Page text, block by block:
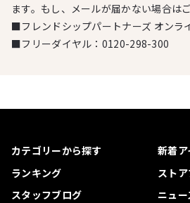
ます。もし、メールが届かない場合は
■フレンドシップパートナーズ オンラ
■フリーダイヤル： 0120-298-300
カテゴリーから探す
新着
ランキング
スト
スタッフブログ
ニュ